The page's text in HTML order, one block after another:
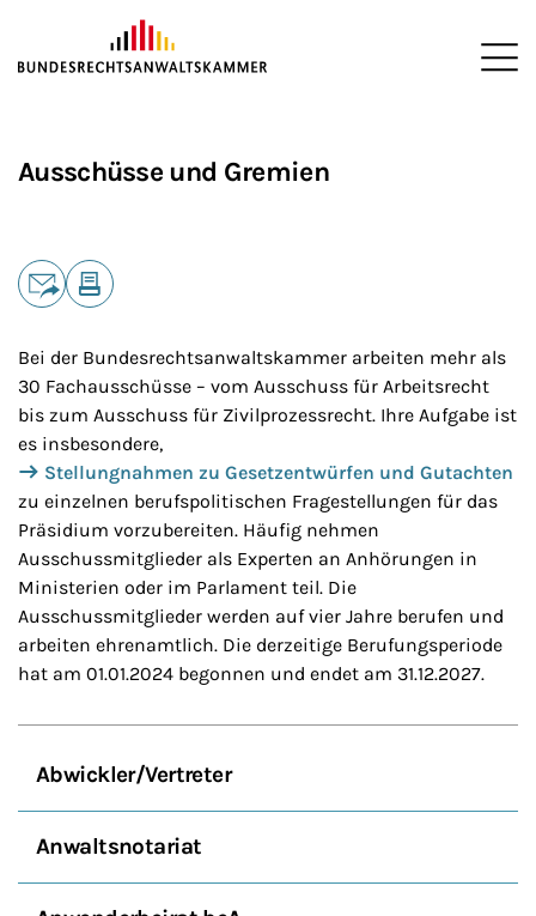
ZUM HAUPTINHALT SPRINGEN
Ausschüsse und Gremien
Teilen
Bei der Bundesrechtsanwaltskammer arbeiten mehr als
30 Fachausschüsse – vom Ausschuss für Arbeitsrecht
bis zum Ausschuss für Zivilprozessrecht. Ihre Aufgabe ist
es insbesondere,
Stellungnahmen zu Gesetzentwürfen und Gutachten
zu einzelnen berufspolitischen Fragestellungen für das
Präsidium vorzubereiten. Häufig nehmen
Ausschussmitglieder als Experten an Anhörungen in
Ministerien oder im Parlament teil. Die
Ausschussmitglieder werden auf vier Jahre berufen und
arbeiten ehrenamtlich. Die derzeitige Berufungsperiode
hat am 01.01.2024 begonnen und endet am 31.12.2027.
Abwickler/Vertreter
Anwaltsnotariat